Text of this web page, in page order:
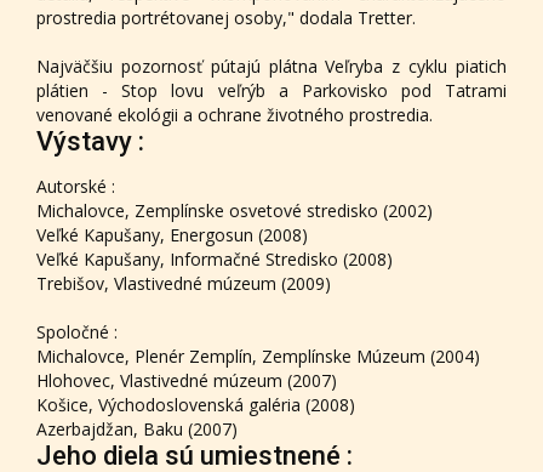
prostredia portrétovanej osoby," dodala Tretter.
Najväčšiu pozornosť pútajú plátna Veľryba z cyklu piatich
plátien - Stop lovu veľrýb a Parkovisko pod Tatrami
venované ekológii a ochrane životného prostredia.
Výstavy :
Autorské :
Michalovce, Zemplínske osvetové stredisko (2002)
Veľké Kapušany, Energosun (2008)
Veľké Kapušany, Informačné Stredisko (2008)
Trebišov, Vlastivedné múzeum (2009)
Spoločné :
Michalovce, Plenér Zemplín, Zemplínske Múzeum (2004)
Hlohovec, Vlastivedné múzeum (2007)
Košice, Východoslovenská galéria (2008)
Azerbajdžan, Baku (2007)
Jeho diela sú umiestnené :